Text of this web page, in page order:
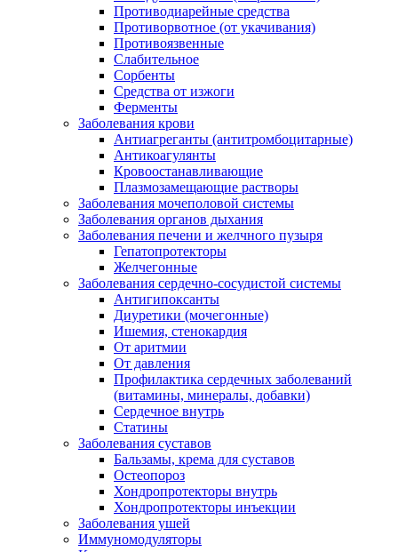
Противодиарейные средства
Противорвотное (от укачивания)
Противоязвенные
Слабительное
Сорбенты
Средства от изжоги
Ферменты
Заболевания крови
Антиагреганты (антитромбоцитарные)
Антикоагулянты
Кровоостанавливающие
Плазмозамещающие растворы
Заболевания мочеполовой системы
Заболевания органов дыхания
Заболевания печени и желчного пузыря
Гепатопротекторы
Желчегонные
Заболевания сердечно-сосудистой системы
Антигипоксанты
Диуретики (мочегонные)
Ишемия, стенокардия
От аритмии
От давления
Профилактика сердечных заболеваний
(витамины, минералы, добавки)
Сердечное внутрь
Статины
Заболевания суставов
Бальзамы, крема для суставов
Остеопороз
Хондропротекторы внутрь
Хондропротекторы инъекции
Заболевания ушей
Иммуномодуляторы